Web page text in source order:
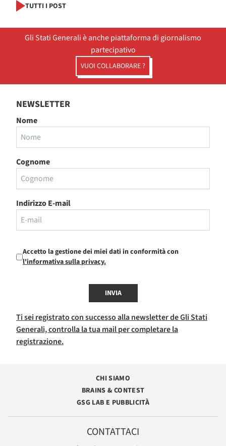
TUTTI I POST
Gli Stati Generali è anche piattaforma di giornalismo
partecipativo
VUOI COLLABORARE ?
NEWSLETTER
Nome
Cognome
Indirizzo E-mail
Accetto la gestione dei miei dati in conformità con
l'informativa sulla privacy.
INVIA
Ti sei registrato con successo alla newsletter de Gli Stati
Generali, controlla la tua mail per completare la
registrazione.
CHI SIAMO
BRAINS & CONTEST
GSG LAB E PUBBLICITÀ
CONTATTACI